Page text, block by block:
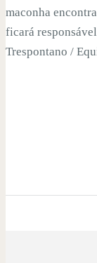
maconha
ficará
Trespontano /